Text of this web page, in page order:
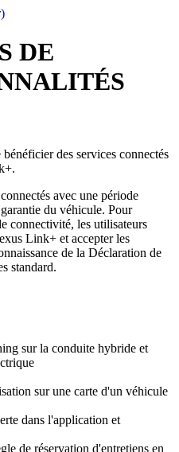
DE
des services connectés
avec une période
du véhicule. Pour
connectivité, les utilisateurs
Link+ et accepter les
de la Déclaration de
standard.
sur la conduite hybride et
sur une carte d'un véhicule
dans l'application et
de réservation d'entretiens en